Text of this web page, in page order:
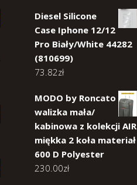
Diesel Silicone
Case Iphone 12/12
Pro Biały/White 44282
(810699)
73.82zł
MODO by Roncato
walizka mała/
kabinowa z kolekcji AIR
miękka 2 koła materiał
600 D Polyester
230.00zł